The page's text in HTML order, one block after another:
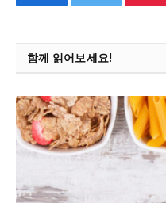
FacebookTwitter
함께 읽어보세요!